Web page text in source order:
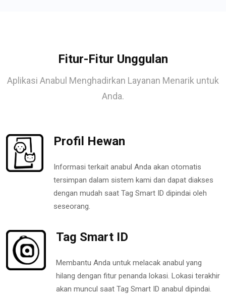
Fitur-Fitur Unggulan
Aplikasi Anabul Menghadirkan Layanan Menarik untuk
Anda.
Profil Hewan
Informasi terkait anabul Anda akan otomatis
tersimpan dalam sistem kami dan dapat diakses
dengan mudah saat Tag Smart ID dipindai oleh
seseorang.
Tag Smart ID
Membantu Anda untuk melacak anabul yang
hilang dengan fitur penanda lokasi. Lokasi terakhir
akan muncul saat Tag Smart ID anabul dipindai.